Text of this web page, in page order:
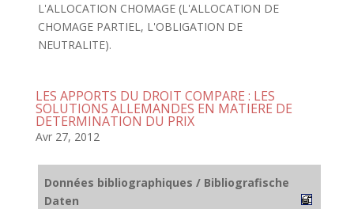
L'ALLOCATION CHOMAGE (L'ALLOCATION DE
CHOMAGE PARTIEL, L'OBLIGATION DE
NEUTRALITE).
LES APPORTS DU DROIT COMPARE : LES
SOLUTIONS ALLEMANDES EN MATIERE DE
DETERMINATION DU PRIX
Avr 27, 2012
Données bibliographiques / Bibliografische
Daten